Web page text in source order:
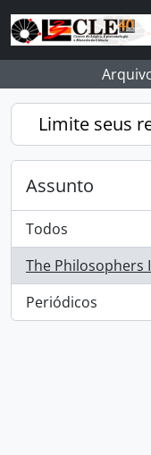
Skip to main content
Limite seus
Assunto
Todos
The Philosophers
, 1 resultados
Periódicos
, 1 resultados